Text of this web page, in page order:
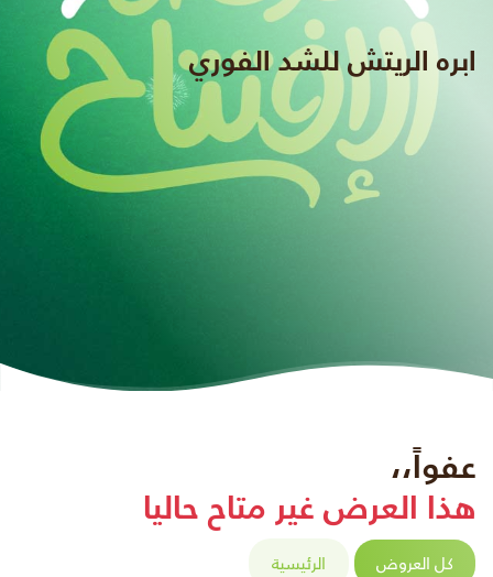
ابره الريتش للشد الفوري
عفواً،،
هذا العرض غير متاح حاليا
كل العروض الرئيسية